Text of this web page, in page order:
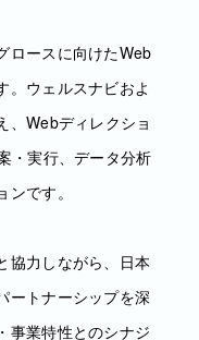
ロースに向けたWeb
。ウェルスナビおよ
、Webディレクショ
・実行、データ分析
です。
協力しながら、日本
ートナーシップを深
事業特性とのシナジ